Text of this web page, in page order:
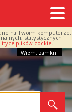
na Twoim komputerze.
statystycznych i
plików cookie.
Wiem, zamknij